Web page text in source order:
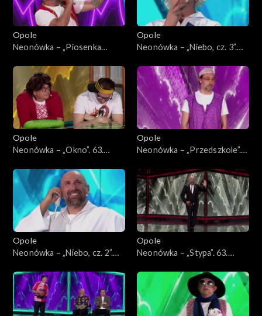
Opole
Neonówka – „Piosenka
kabaretu Neo-Nówka
Opole
Neonówka – „Niebo, cz. 3”.
Neo-Nówka
Opole
Neonówka – „Okno”. 63.
Nówka
Opole
Neonówka – „Przedszkole”.
Neo-Nówka
Opole
Neonówka – „Niebo, cz. 2”.
Neo-Nówka
Opole
Neonówka – „Stypa”. 63.
Nówka